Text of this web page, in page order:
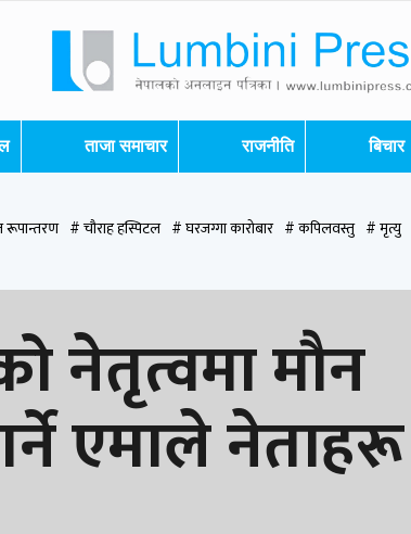
ताजा समाचार राजनीति बिचार
# चौराह हस्पिटल # घरजग्गा कारोबार # कपिलवस्तु # मृत्यु
# रुपन्देही २ # नेकपा # रुपन्देही १ # चुन्न पौडेल # मन्दिर #
नेतृत्वमा मौन
एमाले नेताहरू